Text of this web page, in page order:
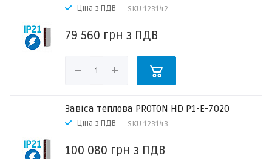
Ціна з ПДВ SKU 123142
79 560 грн з ПДВ
Завіса теплова PROTON HD P1-E-7020
Ціна з ПДВ SKU 123143
100 080 грн з ПДВ